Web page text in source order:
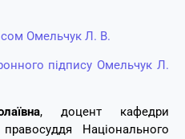
Омельчук Л. В.
підпису Омельчук Л.
, доцент кафедри
Національного